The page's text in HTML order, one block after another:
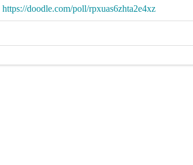
https://doodle.com/poll/rpxuas6zhta2e4xz